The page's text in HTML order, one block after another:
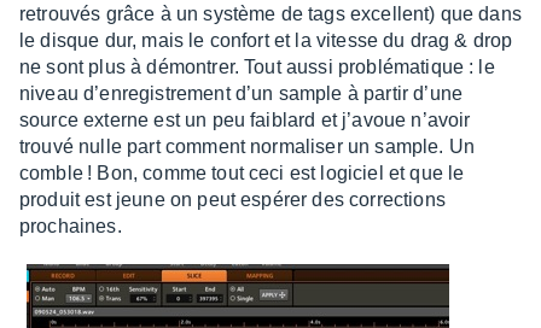
retrou­vés grâce à un système de tags excellent) que dans
le disque dur, mais le confort et la vitesse du drag & drop
ne sont plus à démon­trer. Tout aussi problé­ma­tique : le
niveau d’en­re­gis­tre­ment d’un sample à partir d’une
source externe est un peu faiblard et j’avoue n’avoir
trouvé nulle part comment norma­li­ser un sample. Un
comble ! Bon, comme tout ceci est logi­ciel et que le
produit est jeune on peut espé­rer des correc­tions
prochaines.